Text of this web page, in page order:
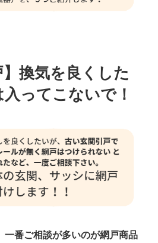
換気を良くした
ってこないで！
一番ご相談が多いのが網戸商品